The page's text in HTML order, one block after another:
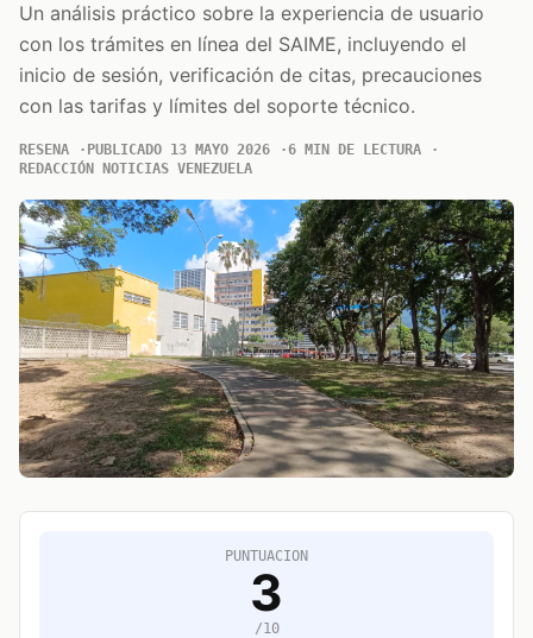
Un análisis práctico sobre la experiencia de usuario
con los trámites en línea del SAIME, incluyendo el
inicio de sesión, verificación de citas, precauciones
con las tarifas y límites del soporte técnico.
RESENA PUBLICADO 13 MAYO 2026
6 MIN DE LECTURA
REDACCIÓN NOTICIAS VENEZUELA
PUNTUACION
3
/10